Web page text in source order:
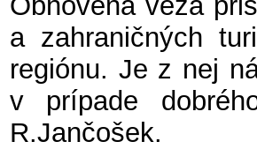
a zahraničných
regiónu. Je z nej
v prípade
R.Jančošek.